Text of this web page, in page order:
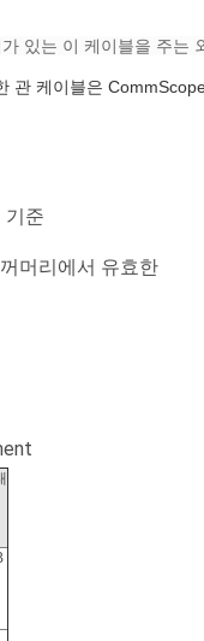
있는 이 케이블을 주
관 케이블은
기준
머리에서 유효한